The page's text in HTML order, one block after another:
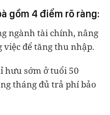
gồm 4 điểm rõ ràng:
ngành tài chính, nâng
việc để tăng thu nhập.
hưu sớm ở tuổi 50
tháng đủ trả phí bảo